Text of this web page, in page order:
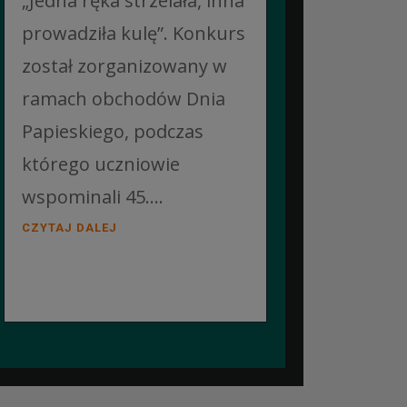
prowadziła kulę”. Konkurs
został zorganizowany w
ramach obchodów Dnia
Papieskiego, podczas
którego uczniowie
wspominali 45....
CZYTAJ DALEJ